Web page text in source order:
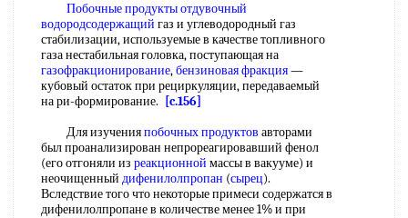
Побочные продуктыотдувочный
водородсодержащий газ и углеводородный газ
стабилизации, используемые в качестве топливного
газа нестабильная головка, поступающая на
газофракционирование,бензиновая фракция—
кубовый остаток при рециркуляции, передаваемый
на ри-формирование.
[c.156]
Для изученияпобочных продуктов авторами
был проанализирован непрореагировавший фенол
(его отгоняли из реакционной массы в вакууме) и
неочищенный дифенилолпропан (сырец).
Вследствие того что некоторые примеси содержатся в
дифенилолпропане в количестве менее 1% и при